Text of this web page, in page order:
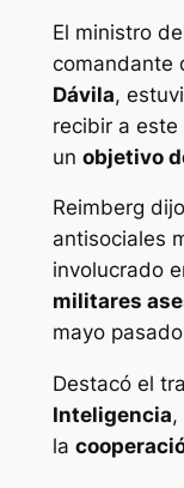
El ministro
comandante
Dávila,
recibir a
un objetivo
Reimberg dijo
antisociales
involucrado
militares
mayo
Destacó el
Inteligencia,
la